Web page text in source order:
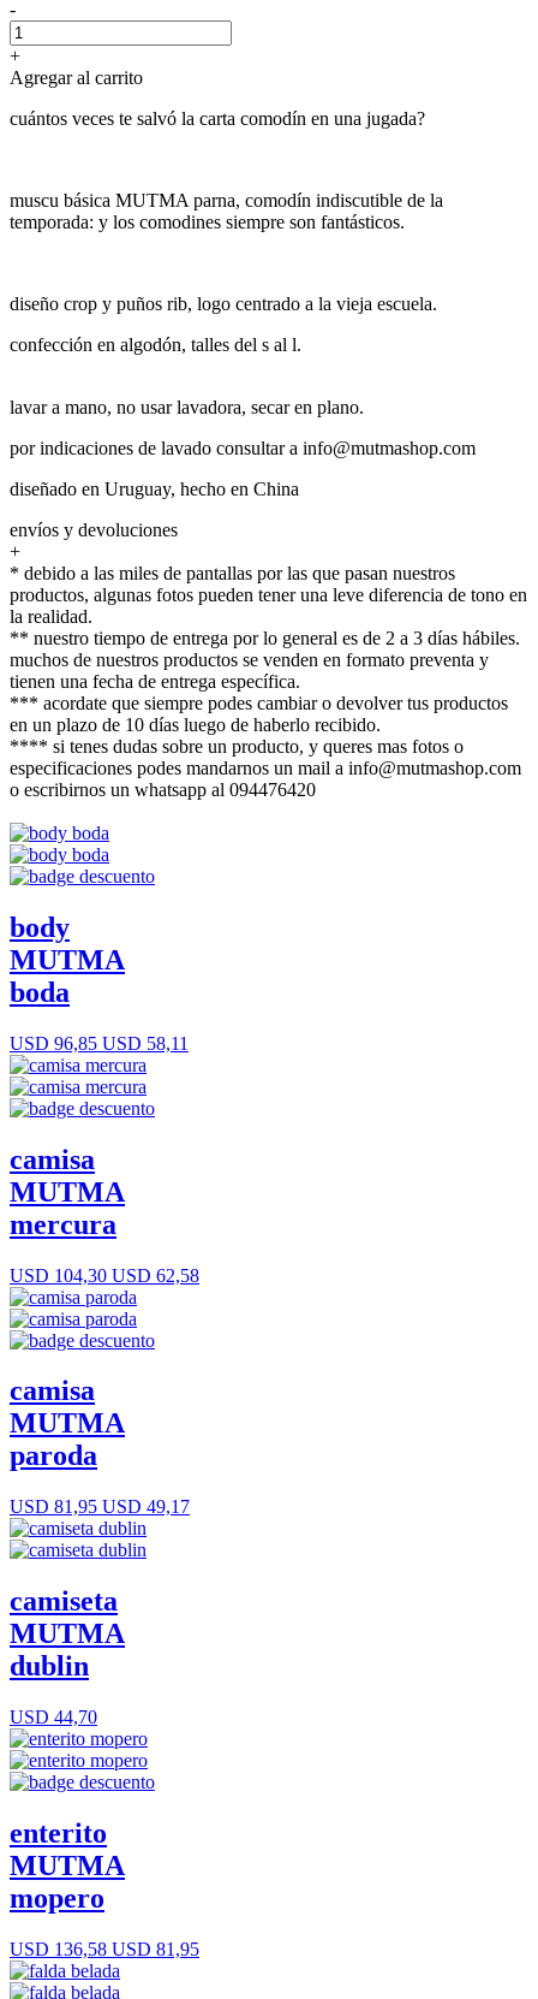
-
+
Agregar al carrito
cuántos veces te salvó la carta comodín en una jugada?
muscu básica MUTMA parna, comodín indiscutible de la
temporada: y los comodines siempre son fantásticos.
diseño crop y puños rib, logo centrado a la vieja escuela.
confección en algodón, talles del s al l.
lavar a mano, no usar lavadora, secar en plano.
por indicaciones de lavado consultar a info@mutmashop.com
diseñado en Uruguay, hecho en China
envíos y devoluciones
+
* debido a las miles de pantallas por las que pasan nuestros
productos, algunas fotos pueden tener una leve diferencia de tono en
la realidad.
** nuestro tiempo de entrega por lo general es de 2 a 3 días hábiles.
muchos de nuestros productos se venden en formato preventa y
tienen una fecha de entrega específica.
*** acordate que siempre podes cambiar o devolver tus productos
en un plazo de 10 días luego de haberlo recibido.
**** si tenes dudas sobre un producto, y queres mas fotos o
especificaciones podes mandarnos un mail a info@mutmashop.com
o escribirnos un whatsapp al 094476420
body
MUTMA
boda
USD 96,85 USD 58,11
camisa
MUTMA
mercura
USD 104,30 USD 62,58
camisa
MUTMA
paroda
USD 81,95 USD 49,17
camiseta
MUTMA
dublin
USD 44,70
enterito
MUTMA
mopero
USD 136,58 USD 81,95